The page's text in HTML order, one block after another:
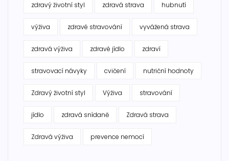
zdravý životní styl zdravá strava hubnutí
výživa zdravé stravování vyvážená strava
zdravá výživa zdravé jídlo zdraví
stravovací návyky cvičení nutriční hodnoty
Zdravý životní styl Výživa stravování
jídlo zdravá snídaně Zdravá strava
Zdravá výživa prevence nemocí